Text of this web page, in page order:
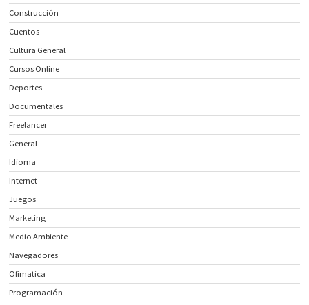
Construcción
Cuentos
Cultura General
Cursos Online
Deportes
Documentales
Freelancer
General
Idioma
Internet
Juegos
Marketing
Medio Ambiente
Navegadores
Ofimatica
Programación